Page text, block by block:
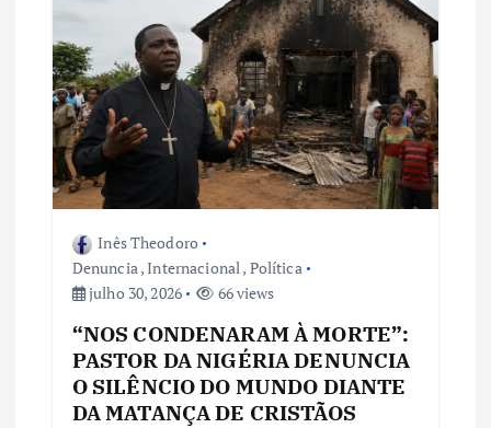
Inês Theodoro
Denuncia,Internacional, Política
julho 30, 2026
66 views
“NOS CONDENARAM À MORTE”:
PASTOR DA NIGÉRIA DENUNCIA
O SILÊNCIO DO MUNDO DIANTE
DA MATANÇA DE CRISTÃOS